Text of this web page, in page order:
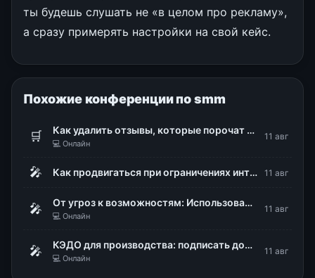
ты будешь слушать не «в целом про рекламу»,
а сразу примерять настройки на свой кейс.
Похожие конференции по smm
🛒 Как удалить отзывы, которые порочат репутацию бизнеса
💻 Онлайн
11 авг
🎤 Как продвигаться при ограничениях интернета: белые списки, Директ и офлайн-конверсии 11 авг
🎤 От угроз к возможностям: Использование DLP для стратегического управления рисками
💻 Онлайн
11 авг
🎤 КЭДО для производства: подписать документы, не снимая каски и перчаток
💻 Онлайн
11 авг